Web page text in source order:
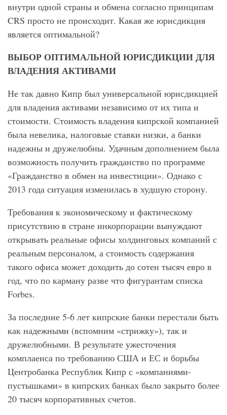
внутри одной страны и обмена согласно принципам
CRS просто не происходит. Какая же юрисдикция
является оптимальной?
ВЫБОР ОПТИМАЛЬНОЙ ЮРИСДИКЦИИ ДЛЯ
ВЛАДЕНИЯ АКТИВАМИ
Не так давно Кипр был универсальной юрисдикцией
для владения активами независимо от их типа и
стоимости. Стоимость владения кипрской компанией
была невелика, налоговые ставки низки, а банки
надежны и дружелюбны. Удачным дополнением была
возможность получить гражданство по программе
«Гражданство в обмен на инвестиции». Однако с
2013 года ситуация изменилась в худшую сторону.
Требования к экономическому и фактическому
присутствию в стране инкорпорации вынуждают
открывать реальные офисы холдинговых компаний с
реальным персоналом, а стоимость содержания
такого офиса может доходить до сотен тысяч евро в
год, что по карману разве что фигурантам списка
Forbes.
За последние 5-6 лет кипрские банки перестали быть
как надежными (вспомним «стрижку»), так и
дружелюбными. В результате ужесточения
комплаенса по требованию США и ЕС и борьбы
Центробанка Республик Кипр с «компаниями-
пустышками» в кипрских банках было закрыто более
20 тысяч корпоративных счетов.